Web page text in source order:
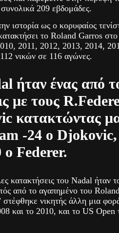
συνολικά 209 εβδομάδες.
ιστορία ως ο κορυφαίος
το Roland Garros
2011, 2012, 2013, 2014,
νικών σε 116 αγώνες.
ήταν ένας από
με τους
κατακτώντας
-24 ο Djokovic,
Federer.
κατακτήσεις του Nadal ήταν
από το αγαπημένο του
νικητής άλλη μια
και το 2010, και το US Open